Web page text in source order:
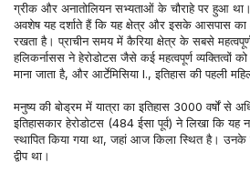
ग्रीक और अनातोलियन सभ्यताओं के चौराहे पर हुआ था।
अवशेष यह दर्शाते हैं कि यह क्षेत्र और इसके आसपास का
रखता है। प्राचीन समय में कैरिया क्षेत्र के सबसे
हलिकर्नासस ने हेरोडोटस जैसे कई महत्वपूर्ण व्यक्तित्वों को
माना जाता है, और आर्टेमिसिया I., इतिहास की पहली
मनुष्य की बोड्रम में यात्रा का इतिहास 3000 वर्षों से
इतिहासकार हेरोडोटस (484 ईसा पूर्व) ने लिखा कि यह
स्थापित किया गया था, जहां आज किला स्थित है।
द्वीप था।